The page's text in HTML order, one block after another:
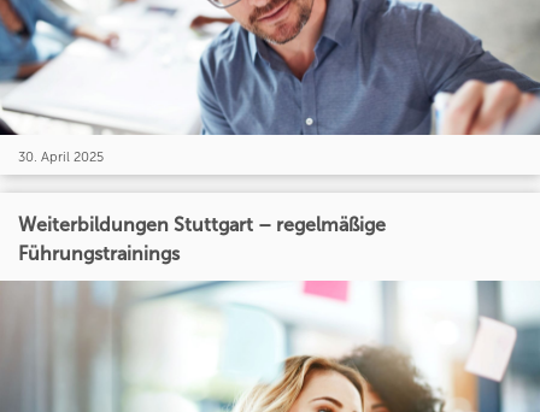
30. April 2025
Weiterbildungen Stuttgart – regelmäßige
Führungstrainings